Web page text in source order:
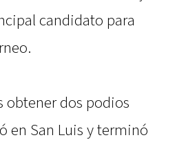
candidato para
obtener dos podios
en San Luis y terminó